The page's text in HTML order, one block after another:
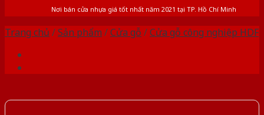
Nơi bán cửa nhựa giá tốt nhất năm 2021 tại TP. Hồ Chí Minh
Trang chủ /Sản phẩm /Cửa gỗ /Cửa gỗ công nghiệp HDF